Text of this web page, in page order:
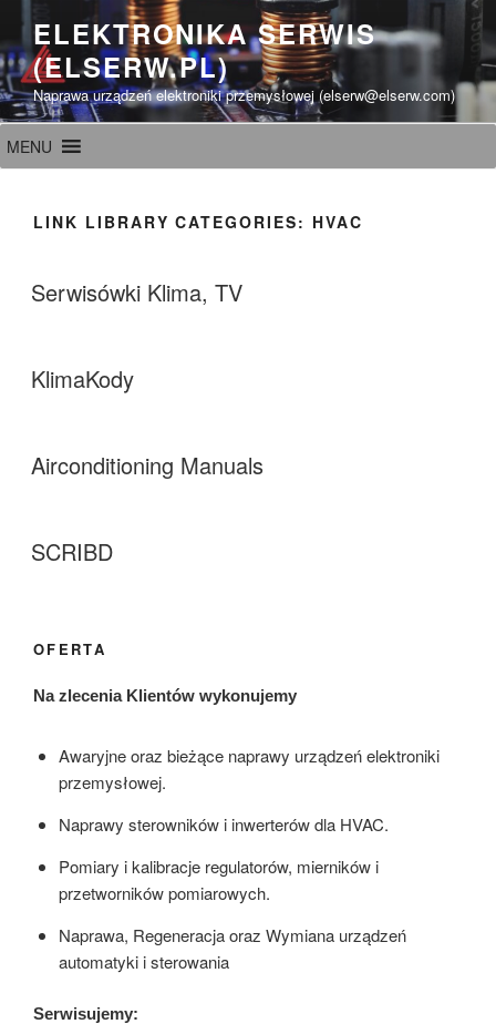
treści
ELEKTRONIKA SERWIS
(ELSERW.PL)
Naprawa urządzeń elektroniki przemysłowej (elserw@elserw.com)
MENU
LINK LIBRARY CATEGORIES: HVAC
Serwisówki Klima, TV
KlimaKody
Airconditioning Manuals
SCRIBD
OFERTA
Na zlecenia Klientów wykonujemy
Awaryjne oraz bieżące naprawy urządzeń elektroniki
przemysłowej.
Naprawy sterowników i inwerterów dla HVAC.
Pomiary i kalibracje regulatorów, mierników i
przetworników pomiarowych.
Naprawa, Regeneracja oraz Wymiana urządzeń
automatyki i sterowania
Serwisujemy: